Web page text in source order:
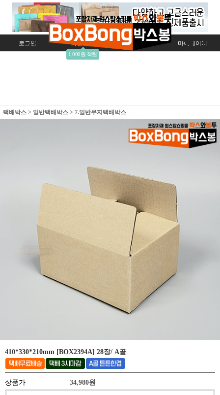
로그인 회원가입
1,000원 적립
주문조회 마이페이지
택배박스 > 일반택배박스 > 7.일반무지택배박스
410*330*210mm [BOX2394A] 28장/ A골
상품가 34,980원